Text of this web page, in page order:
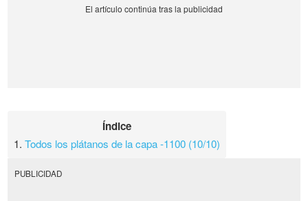
Índice
1.Todos los plátanos de la capa -1100 (10/10)
PUBLICIDAD